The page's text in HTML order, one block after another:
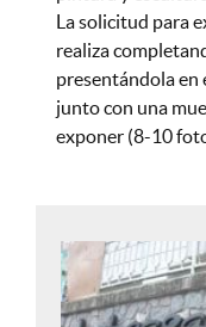
La solicitud para
realiza
presentándola
junto con una
exponer (8-10